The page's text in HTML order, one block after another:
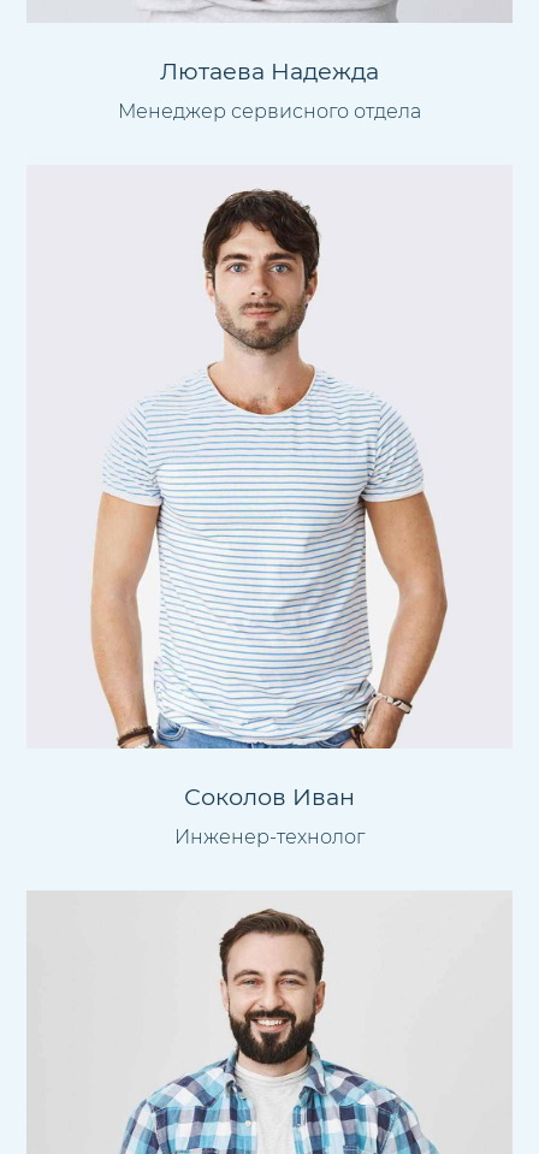
Лютаева Надежда
Менеджер сервисного отдела
Соколов Иван
Инженер-технолог